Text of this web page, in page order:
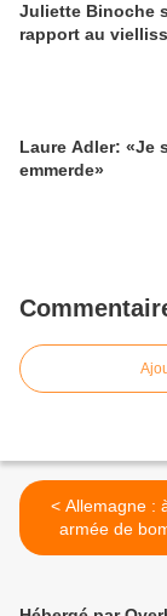
Juliette Binoche
rapport au
Laure Adler: «Je
emmerde»
< Allemagne : à 76 ans,
armée de
peinture, elle